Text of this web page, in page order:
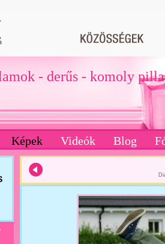
- derűs - komoly
Képek Videók Blog